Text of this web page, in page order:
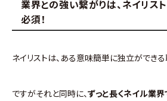
業界との強い繋がりは、ネイリス
必須！
ネイリストは、ある意味簡単に独立ができる
ですがそれと同時に、ずっと長くネイル業